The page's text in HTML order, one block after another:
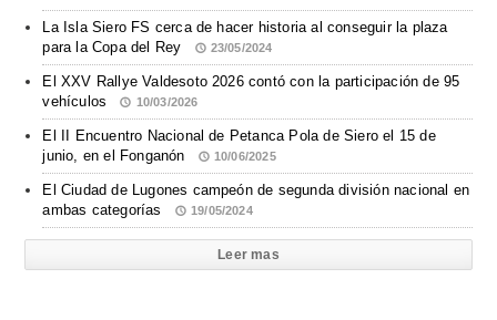
La Isla Siero FS cerca de hacer historia al conseguir la plaza
para la Copa del Rey
23/05/2024
El XXV Rallye Valdesoto 2026 contó con la participación de 95
vehículos
10/03/2026
El II Encuentro Nacional de Petanca Pola de Siero el 15 de
junio, en el Fonganón
10/06/2025
El Ciudad de Lugones campeón de segunda división nacional en
ambas categorías
19/05/2024
Leer mas